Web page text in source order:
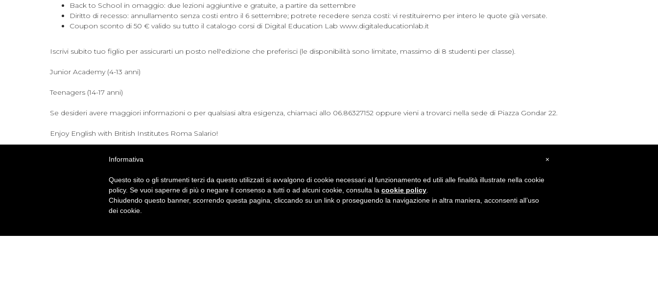
Back to School in omaggio: due lezioni aggiuntive e gratuite, a partire da settembre
Diritto di recesso: annullamento senza costi entro il 6 settembre; potrete recedere senza costi: vi restituiremo per intero le quote già versate.
Coupon sconto di 50 € valido su tutto il catalogo corsi di Digital Education Lab www.digitaleducationlab.it
Iscrivi subitotuo figlio per assicurarti un posto nell'edizione che preferisci (le disponibilità sono limitate, massimo di 8 studenti per classe).
Junior Academy (4-13 anni)
Teenagers (14-17 anni)
Se desideri avere maggiori informazioni o per qualsiasi altra esigenza, chiamaci allo 06.86327152 oppure vieni a trovarci nella sede di Piazza Gondar 22.
Enjoy English with British Institutes Roma Salario!
CondividiFacebook
TwitterLinkedInPinterestTumblrEmailWhatsApp
×
Informativa
Questo sito o gli strumenti terzi da questo utilizzati si avvalgono di cookie necessari al funzionamento ed utili alle finalità illustrate nella cookie
policy. Se vuoi saperne di più o negare il consenso a tutti o ad alcuni cookie, consulta la cookie policy
Chiudendo questo banner, scorrendo questa pagina, cliccando su un link o proseguendo la navigazione in altra maniera, acconsenti all’uso
dei cookie.